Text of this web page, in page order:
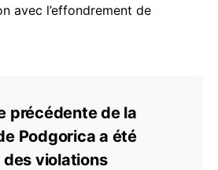
avec l’effondrement de
précédente de la
Podgorica a été
violations